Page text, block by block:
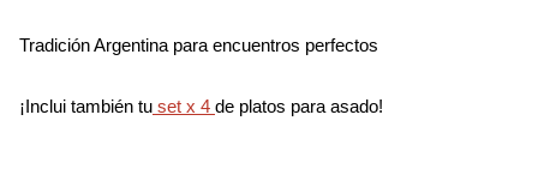
Tradición Argentina para encuentros perfectos
¡Inclui también tu set x 4 de platos para asado!